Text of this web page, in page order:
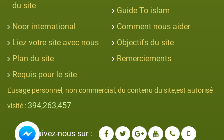
du site
Guide To islam
Noor international
Comment nous aider
Liez votre site avec nous
Objectifs du site
Plan du site
Remerciements
Requis pour le site
L'usage personnel, non commercial, du contenu du site,est autorisé
visité : 394,263,457
Suivez-nous sur :